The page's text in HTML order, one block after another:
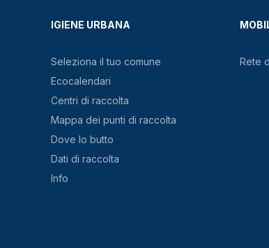
IGIENE URBANA
Seleziona il tuo comune
Ecocalendari
Centri di raccolta
Mappa dei punti di raccolta
Dove lo butto
Dati di raccolta
Info
Rete